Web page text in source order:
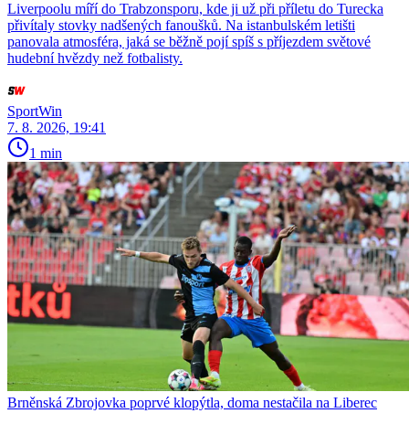
Liverpoolu míří do Trabzonsporu, kde ji už při příletu do Turecka
přivítaly stovky nadšených fanoušků. Na istanbulském letišti
panovala atmosféra, jaká se běžně pojí spíš s příjezdem světové
hudební hvězdy než fotbalisty.
SportWin
7. 8. 2026, 19:41
1 min
Brněnská Zbrojovka poprvé klopýtla, doma nestačila na Liberec